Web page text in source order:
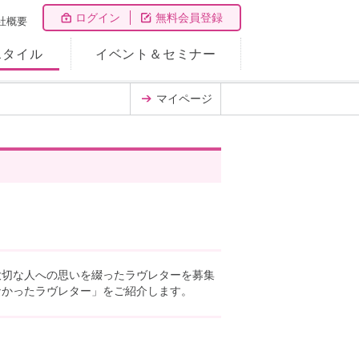
ログイン 無料会員登録
イル イベント＆セミナー
概要
マイページ
な人への思いを綴ったラヴレターを募集
ったラヴレター」をご紹介します。